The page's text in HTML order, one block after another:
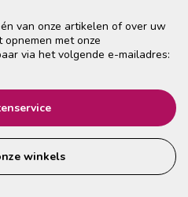
van onze artikelen of over uw
met onze
via het volgende e-mailadres:
winkels